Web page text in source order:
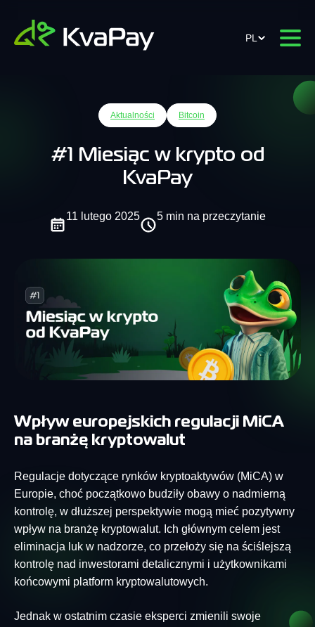
PL
Aktualności Bitcoin
#1 Miesiąc w krypto od
KvaPay
11 lutego 2025 5 min na przeczytanie
Wpływ europejskich regulacji MiCA
na branżę kryptowalut
Regulacje dotyczące rynków kryptoaktywów (MiCA) w
Europie, choć początkowo budziły obawy o nadmierną
kontrolę, w dłuższej perspektywie mogą mieć pozytywny
wpływ na branżę kryptowalut. Ich głównym celem jest
eliminacja luk w nadzorze, co przełoży się na ściślejszą
kontrolę nad inwestorami detalicznymi i użytkownikami
końcowymi platform kryptowalutowych.
Jednak w ostatnim czasie eksperci zmienili swoje